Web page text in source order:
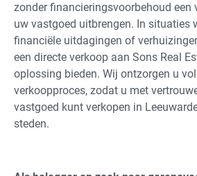
zonder financieringsvoorbehoud een
uw vastgoed uitbrengen. In situaties
financiële uitdagingen of
een directe verkoop aan Sons Real
oplossing bieden. Wij ontzorgen u
verkoopproces, zodat u met
vastgoed kunt verkopen in
steden.